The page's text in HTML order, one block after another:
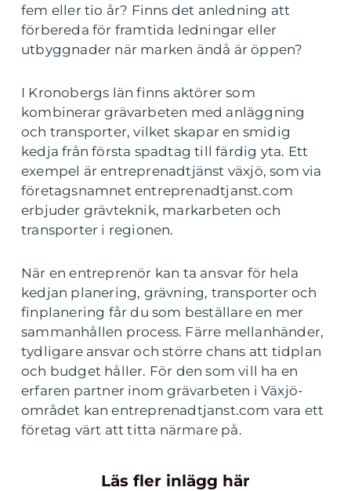
fem eller tio år? Finns det anledning att
förbereda för framtida ledningar eller
utbyggnader när marken ändå är öppen?
I Kronobergs län finns aktörer som
kombinerar grävarbeten med anläggning
och transporter, vilket skapar en smidig
kedja från första spadtag till färdig yta. Ett
exempel är entreprenadtjänst växjö, som via
företagsnamnet entreprenadtjanst.com
erbjuder grävteknik, markarbeten och
transporter i regionen.
När en entreprenör kan ta ansvar för hela
kedjan planering, grävning, transporter och
finplanering får du som beställare en mer
sammanhållen process. Färre mellanhänder,
tydligare ansvar och större chans att tidplan
och budget håller. För den som vill ha en
erfaren partner inom grävarbeten i Växjö-
området kan entreprenadtjanst.com vara ett
företag värt att titta närmare på.
Läs fler inlägg här